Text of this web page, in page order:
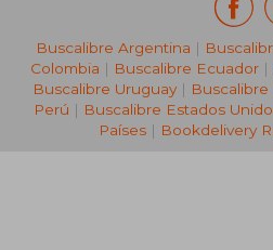
Buscalibre Argentina |
Colombia | Buscalibre Ecuador |
Buscalibre Uruguay|
Perú | Buscalibre Estados
Países | Bookdelivery